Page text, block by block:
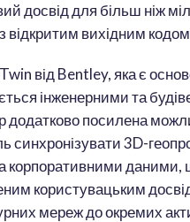
досвід для більш ніж
відкритим вихідним
від Bentley, яка є
інженерними та
додатково посилена
синхронізувати 3D-
корпоративними даними,
користувацьким
мереж до окремих